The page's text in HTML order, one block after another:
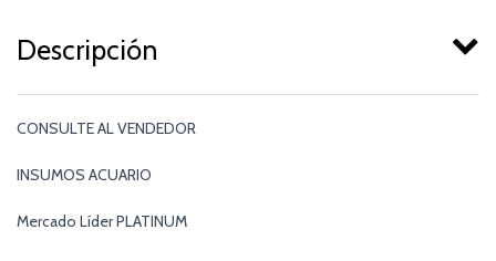
Descripción
CONSULTE AL VENDEDOR
INSUMOS ACUARIO
Mercado Líder PLATINUM